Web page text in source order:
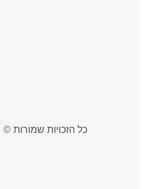
כל הזכויות שמורות © 2026